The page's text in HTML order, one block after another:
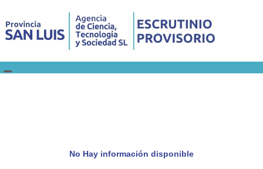
No Hay información disponible